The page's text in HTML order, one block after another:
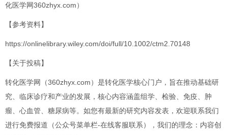
化医学网360zhyx.com）
【参考资料】
https://onlinelibrary.wiley.com/doi/full/10.1002/ctm2.70148
【关于投稿】
转化医学网（360zhyx.com）是转化医学核心门户，旨在推动基础研
究、临床诊疗和产业的发展，核心内容涵盖组学、检验、免疫、肿
瘤、心血管、糖尿病等。如您有最新的研究内容发表，欢迎联系我们
进行免费报道（公众号菜单栏-在线客服联系），我们的理念：内容创